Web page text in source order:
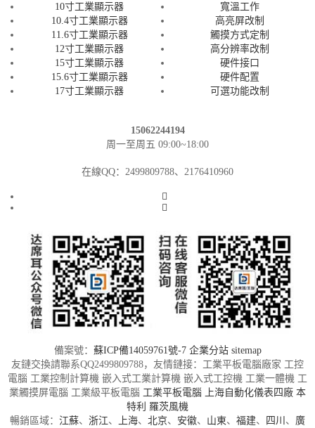
10寸工業顯示器
10.4寸工業顯示器
11.6寸工業顯示器
12寸工業顯示器
15寸工業顯示器
15.6寸工業顯示器
17寸工業顯示器
寬溫工作
高亮屏改制
觸摸方式定制
高分辨率改制
硬件接口
硬件配置
可選功能改制
15062244194
周一至周五 09:00~18:00
在線QQ：2499809788、2176410960
備案號： 蘇ICP備14059761號-7 企業分站 sitemap
友鏈交換請聯系QQ2499809788，友情鏈接：工業平板電腦廠家 工控
電腦 工業控制計算機 嵌入式工業計算機 嵌入式工控機 工業一體機 工
業觸摸屏電腦 工業級平板電腦 工業平板電腦 上海自動化儀表四廠 本
特利 羅茨風機
暢銷區域： 江蘇、 浙江、 上海、 北京、 安徽、 山東、 福建、 四川 、 廣